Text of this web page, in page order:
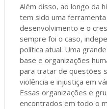
Além disso, ao longo da
tem sido uma
desenvolvimento e o
sempre foi o caso,
política atual. Uma
base e organizações
para tratar de questões
violência e injustiça em
Essas organizações e
encontrados em todo o